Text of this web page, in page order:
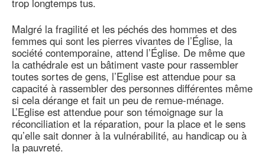
trop longtemps tus.
Malgré la fragilité et les péchés des hommes et des
femmes qui sont les pierres vivantes de l’Église, la
société contemporaine, attend l’Église. De même que
la cathédrale est un bâtiment vaste pour rassembler
toutes sortes de gens, l’Eglise est attendue pour sa
capacité à rassembler des personnes différentes même
si cela dérange et fait un peu de remue-ménage.
L’Eglise est attendue pour son témoignage sur la
réconciliation et la réparation, pour la place et le sens
qu’elle sait donner à la vulnérabilité, au handicap ou à
la pauvreté.